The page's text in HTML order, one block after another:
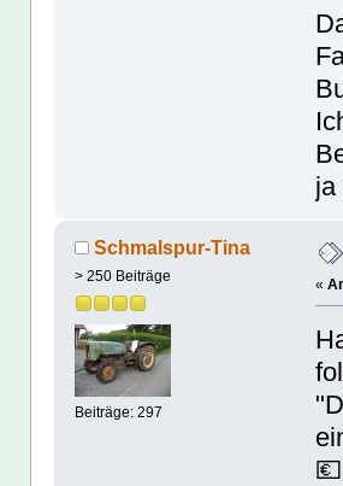
ja
Schmalspur-Tina
> 250 Beiträge
Beiträge: 297
«